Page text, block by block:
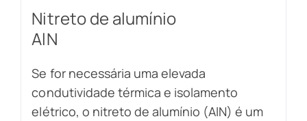
Nitreto de alumínio
AlN
Se for necessária uma elevada
condutividade térmica e isolamento
elétrico, o nitreto de alumínio (AlN) é um